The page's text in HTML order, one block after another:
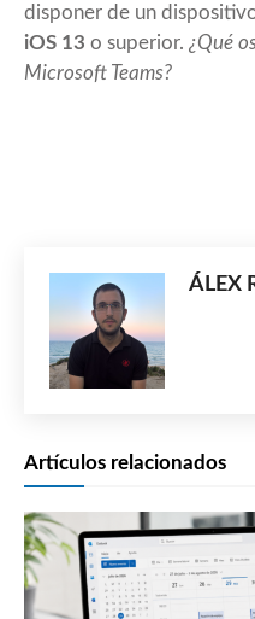
disponer de un
iOS 13 o superior. ¿Qué
Microsoft Teams?
ÁLEX
Artículos relacionados